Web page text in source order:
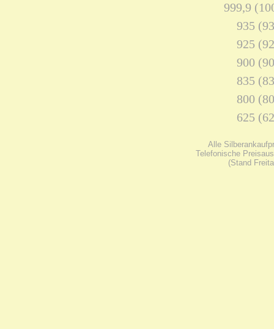
999,9
935
925
900
835
800
625
Alle
Telefonische
(Stand